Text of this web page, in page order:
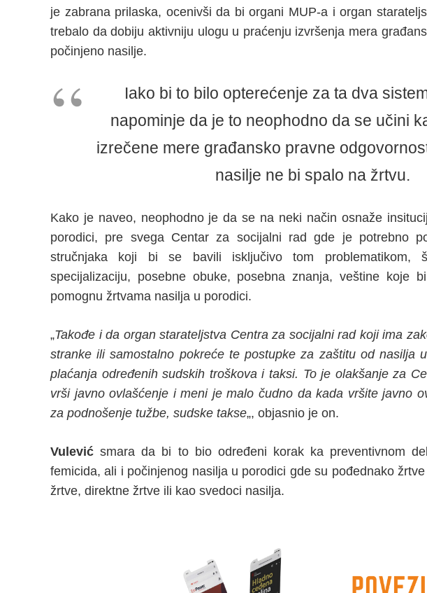
je zabrana prilaska, ocenivši da bi organi MUP-a i organ
trebalo da dobiju aktivniju ulogu u praćenju izvršenja mera
počinjeno nasilje.
Iako bi to bilo opterećenje za ta dva
napominje da je to neophodno da se učini
izrečene mere građansko pravne
nasilje ne bi spalo na žrtvu.
Kako je naveo, neophodno je da se na neki način osnaže
porodici, pre svega Centar za socijalni rad gde je potrebno
stručnjaka koji bi se bavili isključivo tom problematikom,
specijalizaciju, posebne obuke, posebna znanja, veštine koje
pomognu žrtvama nasilja u porodici.
„Takođe i da organ starateljstva Centra za socijalni rad koji ima
stranke ili samostalno pokreće te postupke za zaštitu od nasilja
plaćanja određenih sudskih troškova i taksi. To je olakšanje za
vrši javno ovlašćenje i meni je malo čudno da kada vršite javno
za podnošenje tužbe, sudske takse„, objasnio je on.
Vulević smara da bi to bio određeni korak ka preventivnom
femicida, ali i počinjenog nasilja u porodici gde su pođednako
žrtve, direktne žrtve ili kao svedoci nasilja.